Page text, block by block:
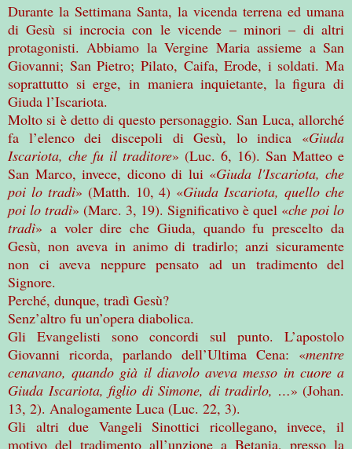
Durante la Settimana Santa, la vicenda terrena ed umana
di Gesù si incrocia con le vicende – minori – di altri
protagonisti. Abbiamo la Vergine Maria assieme a San
Giovanni; San Pietro; Pilato, Caifa, Erode, i soldati. Ma
soprattutto si erge, in maniera inquietante, la figura di
Giuda l’Iscariota.
Molto si è detto di questo personaggio. San Luca, allorché
fa l’elenco dei discepoli di Gesù, lo indica «Giuda
Iscariota, che fu il traditore» (Luc. 6, 16). San Matteo e
San Marco, invece, dicono di lui «Giuda l'Iscariota, che
poi lo tradì» (Matth. 10, 4) «Giuda Iscariota, quello che
poi lo tradì» (Marc. 3, 19). Significativo è quel «che poi lo
tradì» a voler dire che Giuda, quando fu prescelto da
Gesù, non aveva in animo di tradirlo; anzi sicuramente
non ci aveva neppure pensato ad un tradimento del
Signore.
Perché, dunque, tradì Gesù?
Senz’altro fu un’opera diabolica.
Gli Evangelisti sono concordi sul punto. L’apostolo
Giovanni ricorda, parlando dell’Ultima Cena: «mentre
cenavano, quando già il diavolo aveva messo in cuore a
Giuda Iscariota, figlio di Simone, di tradirlo, …» (Johan.
13, 2). Analogamente Luca (Luc. 22, 3).
Gli altri due Vangeli Sinottici ricollegano, invece, il
motivo del tradimento all’unzione a Betania, presso la